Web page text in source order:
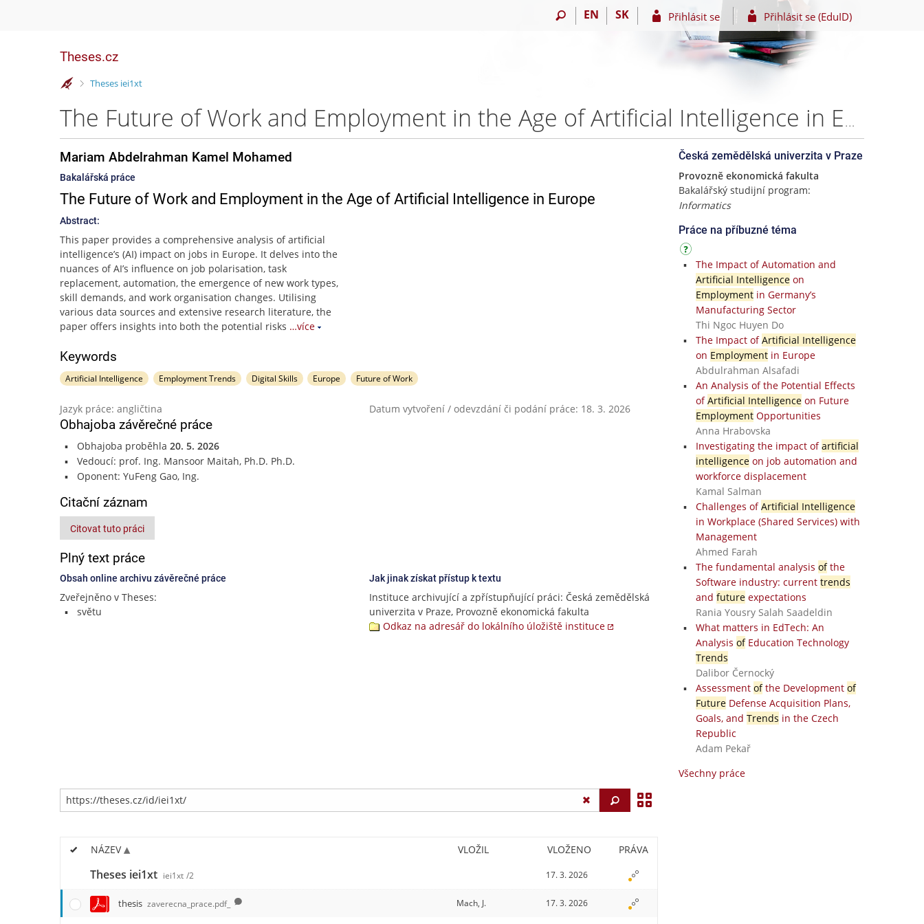
EN SK Přihlásit se Přihlásit se (EduID)
Theses.cz
>
Theses iei1xt
The Future of Work and Employment in the Age of Artificial Intelligence in Europe – Mariam Abdelrahman Kamel Mohamed
Mariam Abdelrahman Kamel Mohamed
Bakalářská práce
The Future of Work and Employment in the Age of Artificial Intelligence in Europe
Abstract:
This paper provides a comprehensive analysis of artificial
intelligence’s (AI) impact on jobs in Europe. It delves into the
nuances of AI’s influence on job polarisation, task
replacement, automation, the emergence of new work types,
skill demands, and work organisation changes. Utilising
various data sources and extensive research literature, the
paper offers insights into both the potential risks …více
Keywords
Artificial Intelligence Employment Trends Digital Skills Europe Future of Work
Jazyk práce: angličtina Datum vytvoření / odevzdání či podání práce: 18. 3. 2026
Obhajoba závěrečné práce
Obhajoba proběhla 20. 5. 2026
Vedoucí: prof. Ing. Mansoor Maitah, Ph.D. Ph.D.
Oponent: YuFeng Gao, Ing.
Citační záznam
Citovat tuto práci
Plný text práce
Obsah online archivu závěrečné práce
Zveřejněno v Theses:
světu
Jak jinak získat přístup k textu
Instituce archivující a zpřístupňující práci: Česká zemědělská
univerzita v Praze, Provozně ekonomická fakulta
Odkaz na adresář do lokálního úložiště instituce
Česká zemědělská univerzita v Praze
Provozně ekonomická fakulta
Bakalářský studijní program:
Informatics
Práce na příbuzné téma
The Impact of Automation and
Artificial Intelligenceon
Employmentin Germany’s
Manufacturing Sector
Thi Ngoc Huyen Do
The Impact ofArtificial Intelligence
on Employmentin Europe
Abdulrahman Alsafadi
An Analysis of the Potential Effects
ofArtificial Intelligenceon Future
EmploymentOpportunities
Anna Hrabovska
Investigating the impact ofartificial
intelligenceon job automation and
workforce displacement
Kamal Salman
Challenges ofArtificial Intelligence
in Workplace (Shared Services) with
Management
Ahmed Farah
The fundamental analysis ofthe
Software industry: current trends
and futureexpectations
Rania Yousry Salah Saadeldin
What matters in EdTech: An
Analysis ofEducation Technology
Trends
Dalibor Černocký
Assessment ofthe Development of
FutureDefense Acquisition Plans,
Goals, and Trends in the Czech
Republic
Adam Pekař
Všechny práce
Vyhledat
NÁZEV VLOŽIL VLOŽENO PRÁVA
Theses iei1xt iei1xt /2 17. 3. 2026
thesis zaverecna_prace.pdf_ Mach, J. 17. 3. 2026